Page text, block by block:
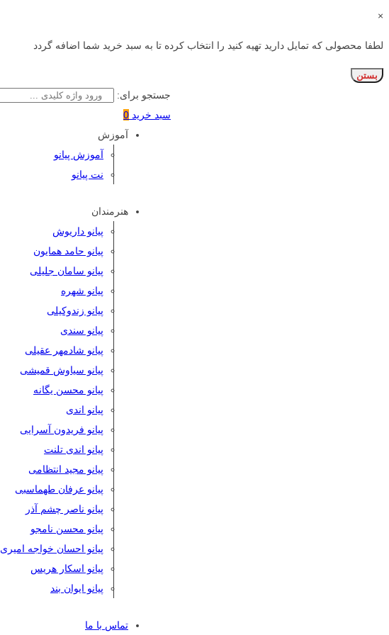
×
لطفا محصولی که تمایل دارید تهیه کنید را انتخاب کرده تا به سبد خرید شما اضافه گردد
بستن
جستجو برای:
سبد خرید 0
آموزش
آموزش پیانو
نت پیانو
هنرمندان
پیانو داریوش
پیانو حامد همایون
پیانو سامان جلیلی
پیانو شهره
پیانو زندوکیلی
پیانو سندی
پیانو شادمهر عقیلی
پیانو سیاوش قمیشی
پیانو محسن یگانه
پیانو اندی
پیانو فریدون آسرایی
پیانو اندی تلنت
پیانو مجید انتظامی
پیانو عرفان طهماسبی
پیانو ناصر چشم آذر
پیانو محسن نامجو
پیانو احسان خواجه امیری
پیانو اسکار هریس
پیانو ایوان بند
تماس با ما